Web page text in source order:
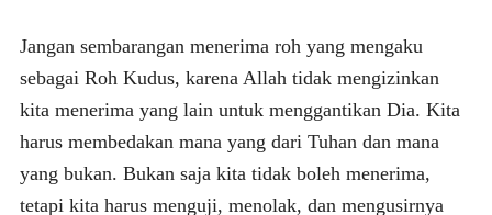
Jangan sembarangan menerima roh yang mengaku
sebagai Roh Kudus, karena Allah tidak mengizinkan
kita menerima yang lain untuk menggantikan Dia. Kita
harus membedakan mana yang dari Tuhan dan mana
yang bukan. Bukan saja kita tidak boleh menerima,
tetapi kita harus menguji, menolak, dan mengusirnya